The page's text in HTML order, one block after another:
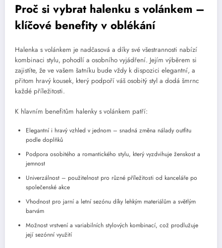
Proč si vybrat halenku s volánkem –
klíčové benefity v oblékání
Halenka s volánkem je nadčasová a díky své všestrannosti nabízí
kombinaci stylu, pohodlí a osobního vyjádření. Jejím výběrem si
zajistíte, že ve vašem šatníku bude vždy k dispozici elegantní, a
přitom hravý kousek, který podpoří váš osobitý styl a dodá šmrnc
každé příležitosti.
K hlavním benefitům halenky s volánkem patří:
Elegantní i hravý vzhled v jednom – snadná změna nálady outfitu
podle doplňků
Podpora osobitého a romantického stylu, který vyzdvihuje ženskost a
jemnost
Univerzálnost – použitelnost pro různé příležitosti od kanceláře po
společenské akce
Vhodnost pro jarní a letní sezónu díky lehkým materiálům a světlým
barvám
Možnost vrstvení a variabilních stylových kombinací, což prodlužuje
její sezónní využití